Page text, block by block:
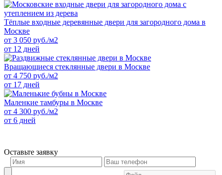
Тёплые входные деревянные двери для загородного дома в
Москве
от 3 050 руб./м2
от 12 дней
Вращающиеся стеклянные двери в Москве
от 4 750 руб./м2
от 17 дней
Маленкие тамбуры в Москве
от 4 300 руб./м2
от 6 дней
Оставьте заявку